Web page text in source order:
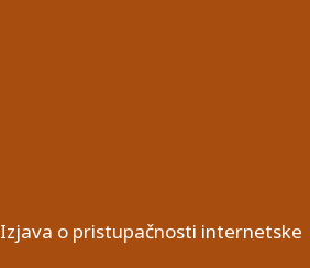
Izjava o pristupačnosti internetske